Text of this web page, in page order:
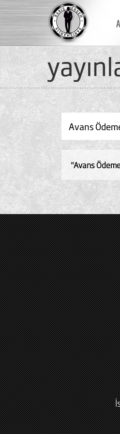
Avans
"Avans